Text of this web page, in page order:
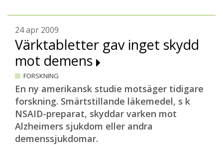
24 apr 2009
Värktabletter gav inget skydd
mot demens
FORSKNING
En ny amerikansk studie motsäger tidigare
forskning. Smärtstillande läkemedel, s k
NSAID-preparat, skyddar varken mot
Alzheimers sjukdom eller andra
demenssjukdomar.